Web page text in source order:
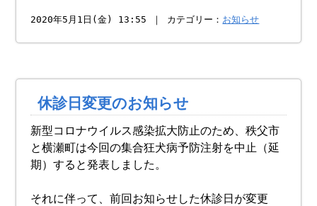
2020年5月1日(金) 13:55 ｜ カテゴリー： お知らせ
休診日変更のお知らせ
新型コロナウイルス感染拡大防止のため、秩父市
と横瀬町は今回の集合狂犬病予防注射を中止（延
期）すると発表しました。
それに伴って、前回お知らせした休診日が変更